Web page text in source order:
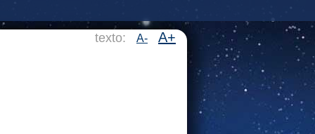
texto: A- A+